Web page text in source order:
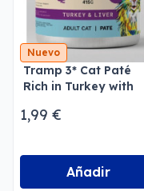
Nuevo
Tramp 3* Cat Paté
Rich in Turkey with
1,99 €
Añadir